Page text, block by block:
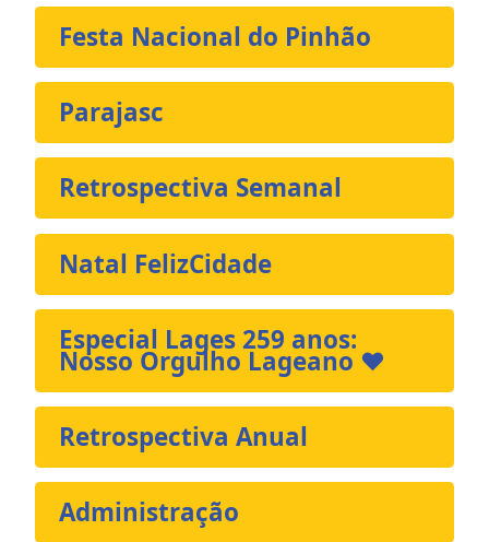
Festa Nacional do Pinhão
Parajasc
Retrospectiva Semanal
Natal FelizCidade
Especial Lages 259 anos:
Nosso Orgulho Lageano ❤️
Retrospectiva Anual
Administração